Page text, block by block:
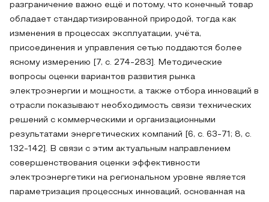
разграничение важно ещё и потому, что конечный товар
обладает стандартизированной природой, тогда как
изменения в процессах эксплуатации, учёта,
присоединения и управления сетью поддаются более
ясному измерению [7, с. 274-283]. Методические
вопросы оценки вариантов развития рынка
электроэнергии и мощности, а также отбора инноваций в
отрасли показывают необходимость связи технических
решений с коммерческими и организационными
результатами энергетических компаний [6, с. 63-71; 8, с.
132-142]. В связи с этим актуальным направлением
совершенствования оценки эффективности
электроэнергетики на региональном уровне является
параметризация процессных инноваций, основанная на